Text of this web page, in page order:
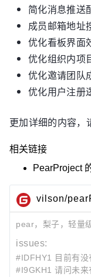
简化消息推送
成员邮箱地址
优化看板界面
优化组织内项
优化邀请团队
优化用户注册
更加详细的内容，
相关链接
PearProject
vilson/
pear，梨子，轻量
issues:
#IDFHY1 目前有
#I9GKH1 请问未